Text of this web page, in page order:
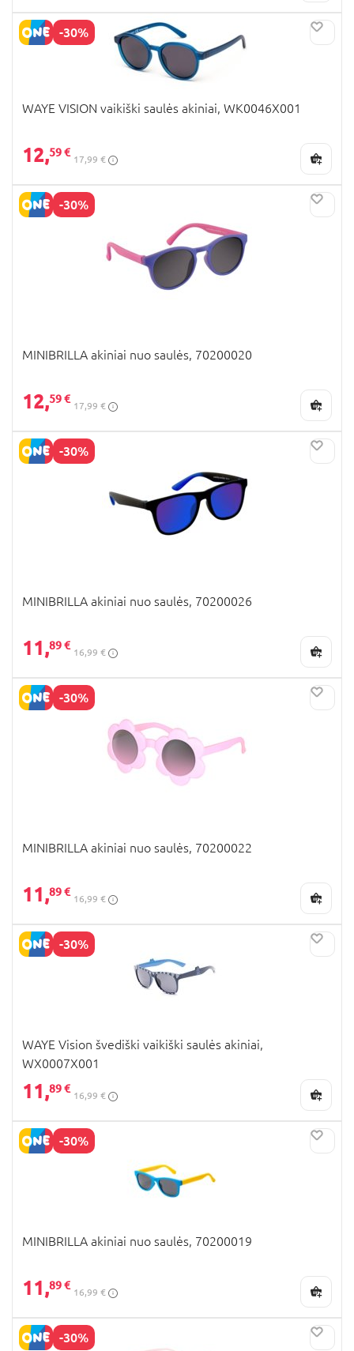
-30%
WAYE VISION vaikiški saulės akiniai, WK0046X001
12,59 €
17,99 €
-30%
MINIBRILLA akiniai nuo saulės, 70200020
12,59 €
17,99 €
-30%
MINIBRILLA akiniai nuo saulės, 70200026
11,89 €
16,99 €
-30%
MINIBRILLA akiniai nuo saulės, 70200022
11,89 €
16,99 €
-30%
WAYE Vision švediški vaikiški saulės akiniai,
WX0007X001
11,89 €
16,99 €
-30%
MINIBRILLA akiniai nuo saulės, 70200019
11,89 €
16,99 €
-30%